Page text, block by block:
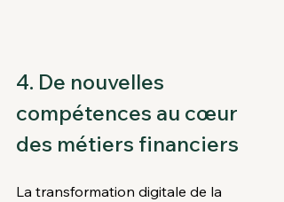
4. De nouvelles
compétences au cœur
des métiers financiers
La transformation digitale de la